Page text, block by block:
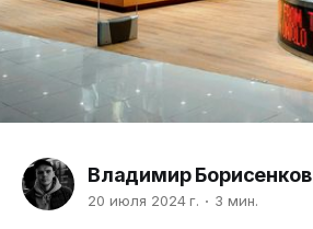
Владимир Борисенков
20 июля 2024 г. 3 мин.